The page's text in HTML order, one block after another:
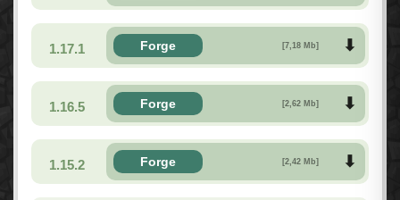
1.17.1 Forge [7,18 Mb]
1.16.5 Forge [2,62 Mb]
1.15.2 Forge [2,42 Mb]